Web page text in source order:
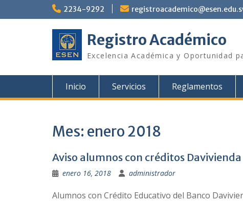
2234-9292
Registro Académico
Excelencia Académica y Oportunidad
Inicio Servicios Reglamentos
Mes: enero 2018
Aviso alumnos con créditos Davivienda
enero 16, 2018 administrador
Alumnos con Crédito Educativo del Banco